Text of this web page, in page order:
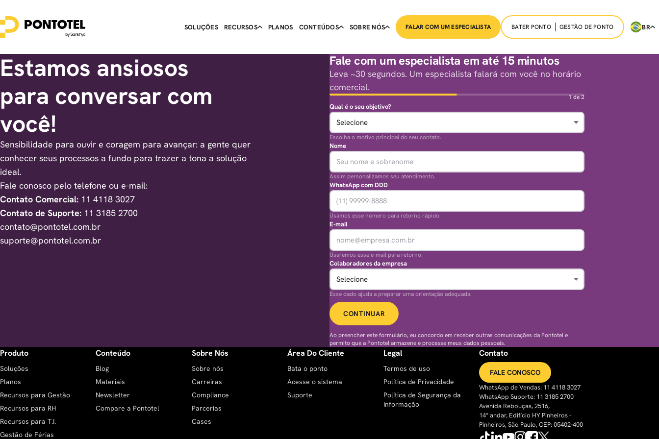
SOLUÇÕES RECURSOS PLANOS CONTEÚDOS SOBRE NÓS FALAR COM UM ESPECIALISTA BATER PONTO GESTÃO DE PONTO BR
Estamos ansiosos
para conversar com
você!
Sensibilidade para ouvir e coragem para avançar: a gente quer
conhecer seus processos a fundo para trazer a tona a solução
ideal.
Fale conosco pelo telefone ou e-mail:
Contato Comercial: 11 4118 3027
Contato de Suporte: 11 3185 2700
contato@pontotel.com.br
suporte@pontotel.com.br
Fale com um especialista em até 15 minutos
Leva ~30 segundos. Um especialista falará com você no horário
comercial.
1 de 2
Qual é o seu objetivo?
Escolha o motivo principal do seu contato.
Nome
Assim personalizamos seu atendimento.
WhatsApp com DDD
Usamos esse número para retorno rápido.
E-mail
Usaremos esse e-mail para retorno.
Colaboradores da empresa
Esse dado ajuda a preparar uma orientação adequada.
CONTINUAR
Ao preencher este formulário, eu concordo em receber outras comunicações da Pontotel e
permito que a Pontotel armazene e processe meus dados pessoais.
Produto
Soluções
Planos
Recursos para Gestão
Recursos para RH
Recursos para T.I.
Gestão de Férias
Conteúdo
Blog
Materiais
Newsletter
Compare a Pontotel
Sobre Nós
Sobre nós
Carreiras
Compliance
Parcerias
Cases
Área Do Cliente
Bata o ponto
Acesse o sistema
Suporte
Legal
Termos de uso
Política de Privacidade
Política de Segurança da
Informação
Contato
FALE CONOSCO
WhatsApp de Vendas: 11 4118 3027
WhatsApp Suporte: 11 3185 2700
Avenida Rebouças, 2516,
14° andar, Edifício HY Pinheiros -
Pinheiros, São Paulo, CEP: 05402-400